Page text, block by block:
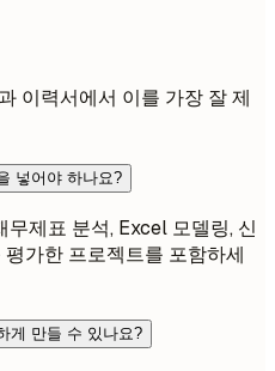
이력서에서 이를 가장 잘 제
넣어야 하나요?
무제표 분석, Excel 모델링, 신
가한 프로젝트를 포함하세
게 만들 수 있나요?